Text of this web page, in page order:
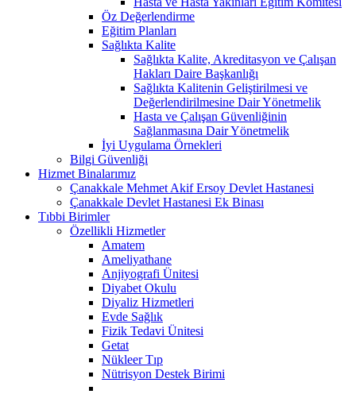
Öz Değerlendirme
Eğitim Planları
Sağlıkta Kalite
Sağlıkta Kalite, Akreditasyon ve Çalışan
Hakları Daire Başkanlığı
Sağlıkta Kalitenin Geliştirilmesi ve
Değerlendirilmesine Dair Yönetmelik
Hasta ve Çalışan Güvenliğinin
Sağlanmasına Dair Yönetmelik
İyi Uygulama Örnekleri
Bilgi Güvenliği
Hizmet Binalarımız
Çanakkale Mehmet Akif Ersoy Devlet Hastanesi
Çanakkale Devlet Hastanesi Ek Binası
Tıbbi Birimler
Özellikli Hizmetler
Amatem
Ameliyathane
Anjiyografi Ünitesi
Diyabet Okulu
Diyaliz Hizmetleri
Evde Sağlık
Fizik Tedavi Ünitesi
Getat
Nükleer Tıp
Nütrisyon Destek Birimi